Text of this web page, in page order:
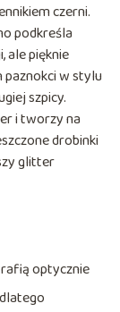
czerni.
podkreśla
ale pięknie
w stylu
szpicy.
i tworzy na
drobinki
glitter
optycznie